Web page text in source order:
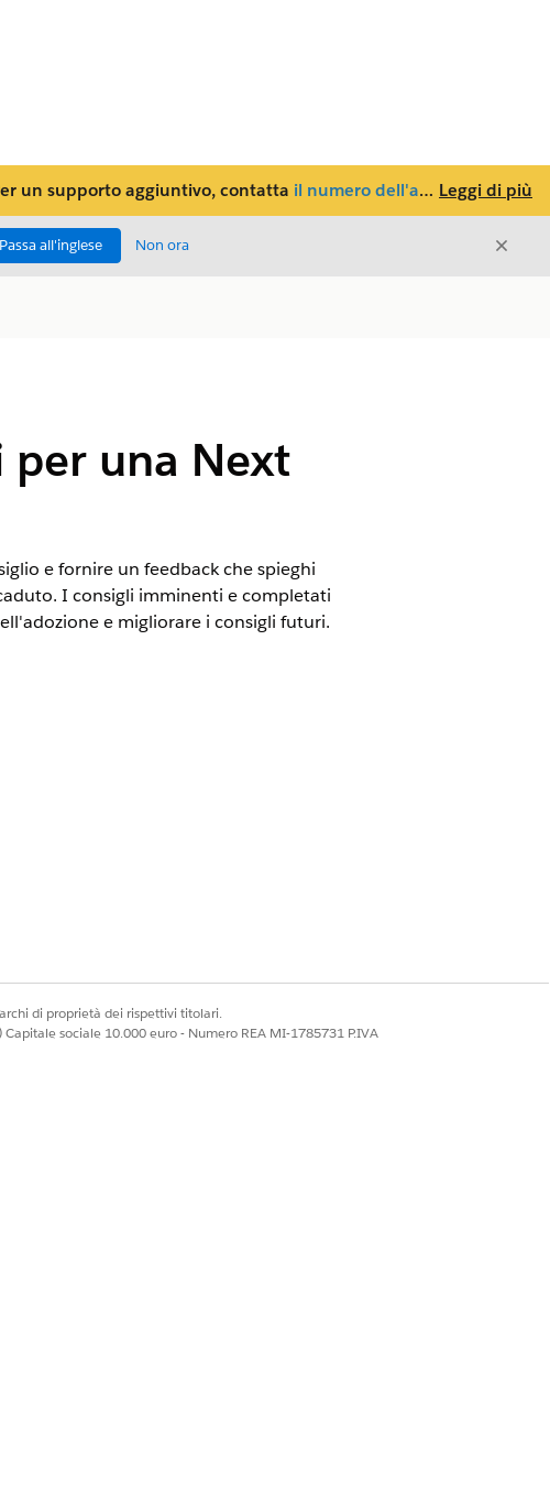
un supporto aggiuntivo, contatta il numero dell'assistenza locale Leggi di più
Passa all'inglese Non ora Chiudi
una Next
e fornire un feedback che spieghi
I consigli imminenti e completati
e migliorare i consigli futuri.
per Customer Engagement e pacchetto
Scienze della vita
di proprietà dei rispettivi titolari.
sociale 10.000 euro - Numero REA MI-1785731 P.IVA